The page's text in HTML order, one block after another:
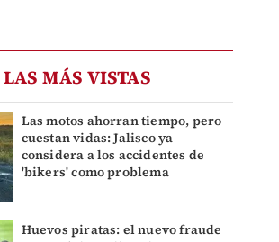
LAS MÁS VISTAS
Las motos ahorran tiempo, pero
cuestan vidas: Jalisco ya
considera a los accidentes de
'bikers' como problema
Huevos piratas: el nuevo fraude